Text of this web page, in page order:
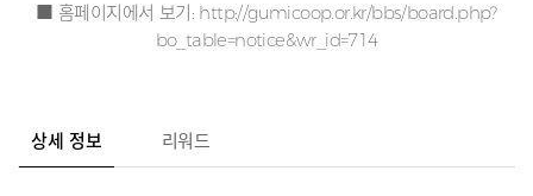
■ 홈페이지에서 보기: http://gumicoop.or.kr/bbs/board.php?
bo_table=notice&wr_id=714
상세 정보 리워드